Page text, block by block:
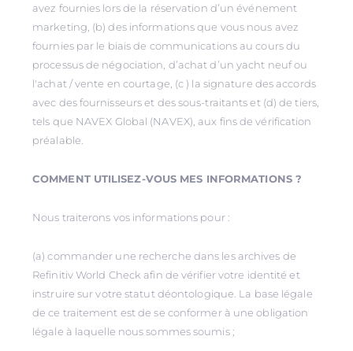
avez fournies lors de la réservation d’un événement
marketing, (b) des informations que vous nous avez
fournies par le biais de communications au cours du
processus de négociation, d’achat d’un yacht neuf ou
l'achat / vente en courtage, (c ) la signature des accords
avec des fournisseurs et des sous-traitants et (d) de tiers,
tels que NAVEX Global (NAVEX), aux fins de vérification
préalable.
COMMENT UTILISEZ-VOUS MES INFORMATIONS ?
Nous traiterons vos informations pour :
(a) commander une recherche dans les archives de
Refinitiv World Check afin de vérifier votre identité et
instruire sur votre statut déontologique. La base légale
de ce traitement est de se conformer à une obligation
légale à laquelle nous sommes soumis ;